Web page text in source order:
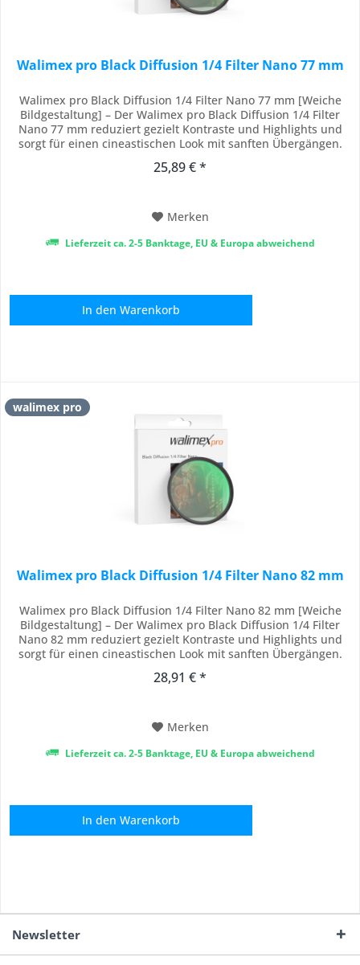
Walimex pro Black Diffusion 1/4 Filter Nano 77 mm
Walimex pro Black Diffusion 1/4 Filter Nano 77 mm [Weiche
Bildgestaltung] – Der Walimex pro Black Diffusion 1/4 Filter
Nano 77 mm reduziert gezielt Kontraste und Highlights und
sorgt für einen cineastischen Look mit sanften Übergängen.
verträumte, atmosphärische Bildwirkung, ohne Details zu
25,89 € *
Merken
Lieferzeit ca. 2-5 Banktage, EU & Europa abweichend
In den Warenkorb
walimex pro
Walimex pro Black Diffusion 1/4 Filter Nano 82 mm
Walimex pro Black Diffusion 1/4 Filter Nano 82 mm [Weiche
Bildgestaltung] – Der Walimex pro Black Diffusion 1/4 Filter
Nano 82 mm reduziert gezielt Kontraste und Highlights und
sorgt für einen cineastischen Look mit sanften Übergängen.
verträumte, atmosphärische Bildwirkung, ohne Details zu
28,91 € *
Merken
Lieferzeit ca. 2-5 Banktage, EU & Europa abweichend
In den Warenkorb
Newsletter